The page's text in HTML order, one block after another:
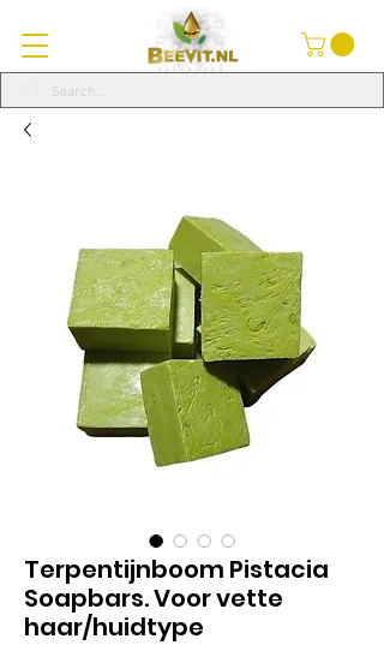
Terpentijnboom Pistacia
Soapbars. Voor vette
haar/huidtype